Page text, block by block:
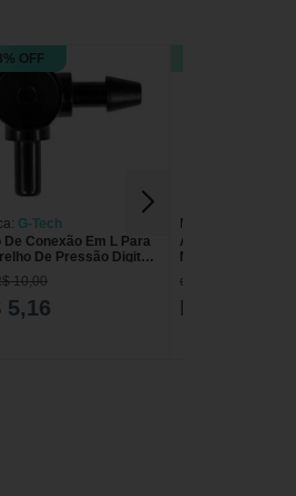
OFF
G-Tech
Conexão Em L Para
De Pressão Digital
G-Tech
10,00
5,16
Marca:
Aparelho de
Medicate - Velcro
de R$ 193,37
R$ 154,70